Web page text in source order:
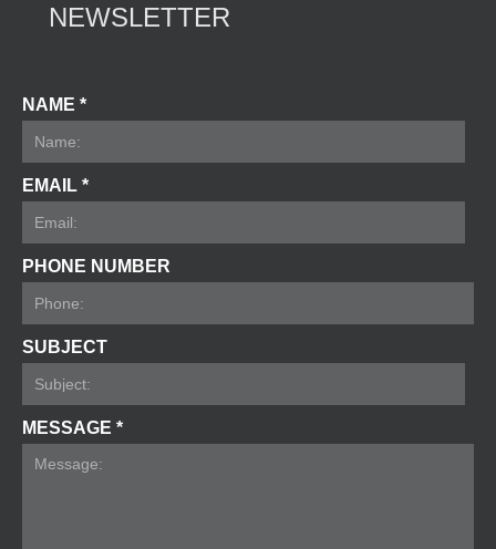
NEWSLETTER
NAME *
EMAIL *
PHONE NUMBER
SUBJECT
MESSAGE *